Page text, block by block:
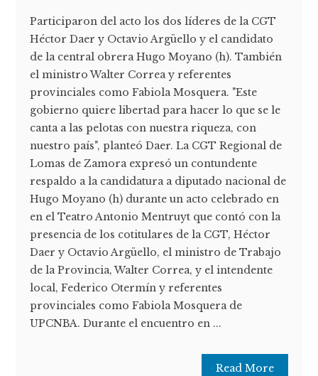
Participaron del acto los dos líderes de la CGT
Héctor Daer y Octavio Argüello y el candidato
de la central obrera Hugo Moyano (h). También
el ministro Walter Correa y referentes
provinciales como Fabiola Mosquera. "Este
gobierno quiere libertad para hacer lo que se le
canta a las pelotas con nuestra riqueza, con
nuestro país", planteó Daer. La CGT Regional de
Lomas de Zamora expresó un contundente
respaldo a la candidatura a diputado nacional de
Hugo Moyano (h) durante un acto celebrado en
en el Teatro Antonio Mentruyt que contó con la
presencia de los cotitulares de la CGT, Héctor
Daer y Octavio Argüello, el ministro de Trabajo
de la Provincia, Walter Correa, y el intendente
local, Federico Otermín y referentes
provinciales como Fabiola Mosquera de
UPCNBA. Durante el encuentro en ...
Read More